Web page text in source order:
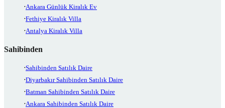
Ankara Günlük Kiralık Ev
Fethiye Kiralık Villa
Antalya Kiralık Villa
Sahibinden
Sahibinden Satılık Daire
Diyarbakır Sahibinden Satılık Daire
Batman Sahibinden Satılık Daire
Ankara Sahibinden Satılık Daire